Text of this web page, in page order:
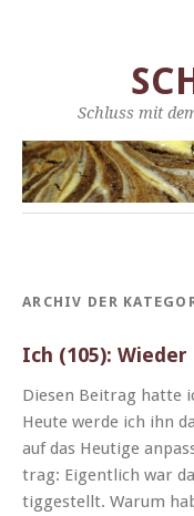
Schluss mit
ARCHIV DER
Ich (105): Wieder
Diesen Beitrag hat­te
Heute werde ich ihn
auf das Heutige
trag: Eigentlich war
tiggestellt. Warum